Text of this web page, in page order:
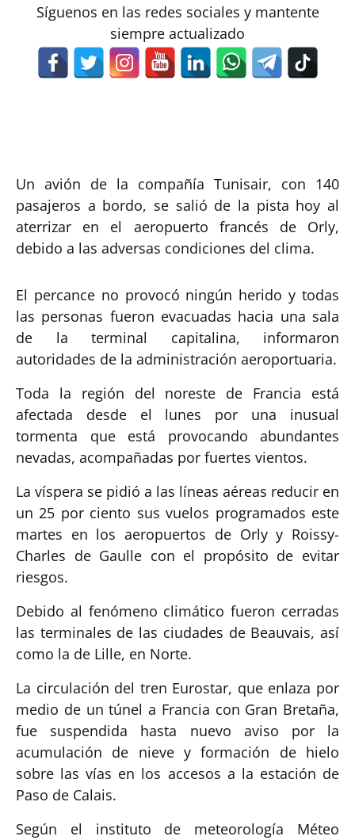
Síguenos en las redes sociales y mantente
siempre actualizado
Un avión de la compañía Tunisair, con 140
pasajeros a bordo, se salió de la pista hoy al
aterrizar en el aeropuerto francés de Orly,
debido a las adversas condiciones del clima.
El percance no provocó ningún herido y todas
las personas fueron evacuadas hacia una sala
de la terminal capitalina, informaron
autoridades de la administración aeroportuaria.
Toda la región del noreste de Francia está
afectada desde el lunes por una inusual
tormenta que está provocando abundantes
nevadas, acompañadas por fuertes vientos.
La víspera se pidió a las líneas aéreas reducir en
un 25 por ciento sus vuelos programados este
martes en los aeropuertos de Orly y Roissy-
Charles de Gaulle con el propósito de evitar
riesgos.
Debido al fenómeno climático fueron cerradas
las terminales de las ciudades de Beauvais, así
como la de Lille, en Norte.
La circulación del tren Eurostar, que enlaza por
medio de un túnel a Francia con Gran Bretaña,
fue suspendida hasta nuevo aviso por la
acumulación de nieve y formación de hielo
sobre las vías en los accesos a la estación de
Paso de Calais.
Según el instituto de meteorología Méteo